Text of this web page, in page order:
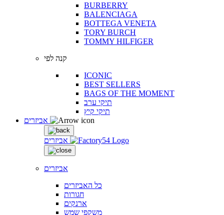
BURBERRY
BALENCIAGA
BOTTEGA VENETA
TORY BURCH
TOMMY HILFIGER
קנה לפי
ICONIC
BEST SELLERS
BAGS OF THE MOMENT
תיקי ערב
תיקי קיץ
אביזרים
אביזרים
כל האביזרים
חגורות
ארנקים
משקפי שמש